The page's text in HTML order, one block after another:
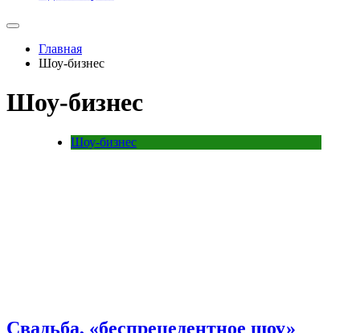
Главная
Шоу-бизнес
Шоу-бизнес
Шоу-бизнес
Свадьба, «беспрецедентное шоу»